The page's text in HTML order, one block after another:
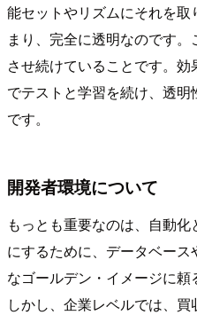
能セットやリズムにそれを
まり、完全に透明なのです
させ続けていることです。
でテストと学習を続け、透
です。
開発者環境について
もっとも重要なのは、自動
にするために、データベー
なゴールデン・イメージに頼
しかし、企業レベルでは、